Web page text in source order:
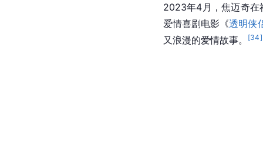
2023年4月，焦迈奇在
爱情喜剧电影《透明侠
又浪漫的爱情故事。
[34]